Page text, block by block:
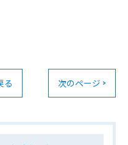
る 次のページ >